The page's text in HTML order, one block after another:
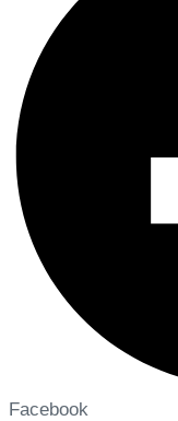
Facebook